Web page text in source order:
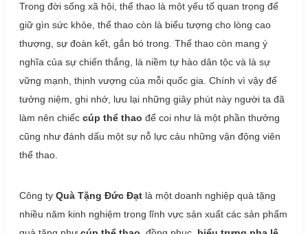
Trong đời sống xã hội, thể thao là một yếu tố quan trọng để
giữ gìn sức khỏe, thể thao còn là biểu tượng cho lòng cao
thượng, sự đoàn kết, gắn bó trong. Thể thao còn mang ý
nghĩa của sự chiến thắng, là niềm tự hào dân tộc và là sự
vững mạnh, thịnh vượng của mỗi quốc gia. Chính vì vậy để
tưởng niệm, ghi nhớ, lưu lại những giây phút này người ta đã
làm nên chiếc cúp thể thao để coi như là một phần thưởng
cũng như đánh dấu một sự nỗ lực cảu những vận động viên
thể thao.
Công ty Quà Tặng Đức Đạt là một doanh nghiệp quà tặng
nhiều năm kinh nghiệm trong lĩnh vực sản xuất các sản phẩm